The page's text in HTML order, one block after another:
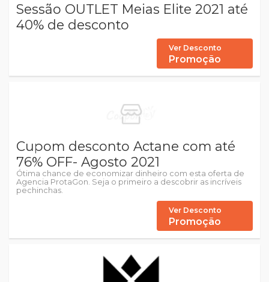
Sessão OUTLET Meias Elite 2021 até
40% de desconto
Ver Desconto
Promoção
Cupom desconto Actane com até
76% OFF- Agosto 2021
Ótima chance de economizar dinheiro com esta oferta de
Agencia ProtaGon. Seja o primeiro a descobrir as incríveis
pechinchas.
Ver Desconto
Promoção